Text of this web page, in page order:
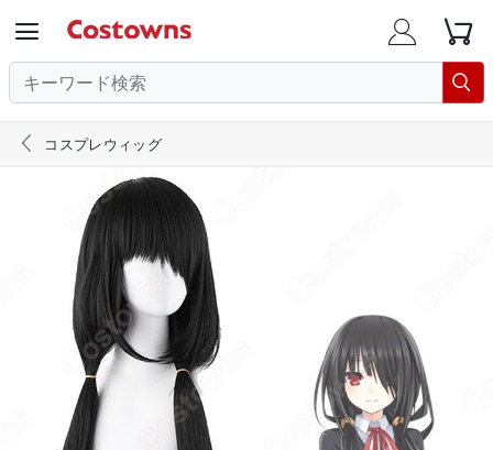
  

 コスプレウィッグ